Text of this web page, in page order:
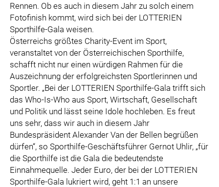
Rennen. Ob es auch in diesem Jahr zu solch einem
Fotofinish kommt, wird sich bei der LOTTERIEN
Sporthilfe-Gala weisen.
Österreichs größtes Charity-Event im Sport,
veranstaltet von der Österreichischen Sporthilfe,
schafft nicht nur einen würdigen Rahmen für die
Auszeichnung der erfolgreichsten Sportlerinnen und
Sportler. „Bei der LOTTERIEN Sporthilfe-Gala trifft sich
das Who-Is-Who aus Sport, Wirtschaft, Gesellschaft
und Politik und lässt seine Idole hochleben. Es freut
uns sehr, dass wir auch in diesem Jahr
Bundespräsident Alexander Van der Bellen begrüßen
dürfen“, so Sporthilfe-Geschäftsführer Gernot Uhlir, „für
die Sporthilfe ist die Gala die bedeutendste
Einnahmequelle. Jeder Euro, der bei der LOTTERIEN
Sporthilfe-Gala lukriert wird, geht 1:1 an unsere